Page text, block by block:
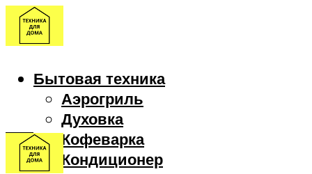
Бытовая техника
Аэрогриль
Духовка
Кофеварка
Кондиционер